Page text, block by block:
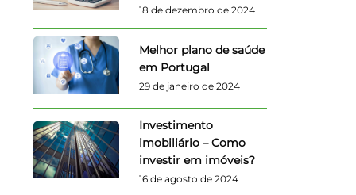
18 de dezembro de 2024
Melhor plano de saúde
em Portugal
29 de janeiro de 2024
Investimento
imobiliário – Como
investir em imóveis?
16 de agosto de 2024